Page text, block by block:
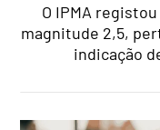
O IPMA
magnitude 2,5,
indicação